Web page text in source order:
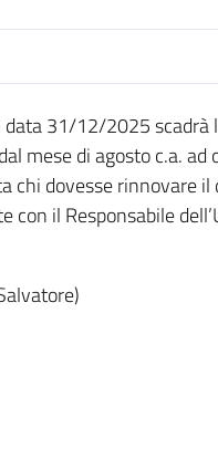
data 31/12/2025
mese di agosto c.a. ad
chi dovesse rinnovare
con il Responsabile